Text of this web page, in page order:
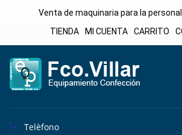
Venta de maquinaria para la
TIENDA
MI CUENTA CARRITO
Telèfono